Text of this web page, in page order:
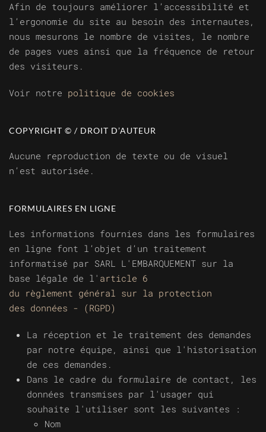
Afin de toujours améliorer l’accessibilité et
l’ergonomie du site au besoin des internautes,
nous mesurons le nombre de visites, le nombre
de pages vues ainsi que la fréquence de retour
des visiteurs.
Voir notre politique de cookies
COPYRIGHT © / DROIT D’AUTEUR
Aucune reproduction de texte ou de visuel
n’est autorisée.
FORMULAIRES EN LIGNE
Les informations fournies dans les formulaires
en ligne font l’objet d’un traitement
informatisé par SARL L'EMBARQUEMENT sur la
base légale de l' article 6
du règlement général sur la protection
des données - (RGPD)
La réception et le traitement des demandes
par notre équipe, ainsi que l'historisation
de ces demandes.
Dans le cadre du formulaire de contact, les
données transmises par l'usager qui
souhaite l'utiliser sont les suivantes :
Nom